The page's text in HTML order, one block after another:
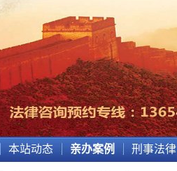
本站动态 亲办案例 刑事法律